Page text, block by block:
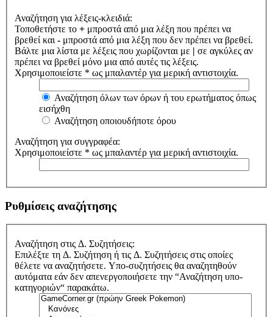
Αναζήτηση για λέξεις-κλειδιά:
Τοποθετήστε το + μπροστά από μια λέξη που πρέπει να
βρεθεί και - μπροστά από μια λέξη που δεν πρέπει να βρεθεί.
Βάλτε μια λίστα με λέξεις που χωρίζονται με | σε αγκύλες αν
πρέπει να βρεθεί μόνο μια από αυτές τις λέξεις.
Χρησιμοποιείστε * ως μπαλαντέρ για μερική αντιστοιχία.
Αναζήτηση όλων των όρων ή του ερωτήματος όπως
εισήχθη
Αναζήτηση οποιουδήποτε όρου
Αναζήτηση για συγγραφέα:
Χρησιμοποιείστε * ως μπαλαντέρ για μερική αντιστοιχία.
Ρυθμίσεις αναζήτησης
Αναζήτηση στις Δ. Συζητήσεις:
Επιλέξτε τη Δ. Συζήτηση ή τις Δ. Συζητήσεις στις οποίες
θέλετε να αναζητήσετε. Υπο-συζητήσεις θα αναζητηθούν
αυτόματα εάν δεν απενεργοποιήσετε την “Αναζήτηση υπο-
κατηγοριών“ παρακάτω.